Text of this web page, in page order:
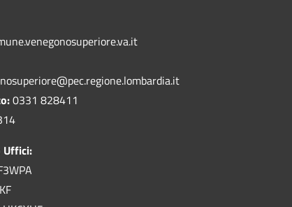
0331 828411
Uffici: